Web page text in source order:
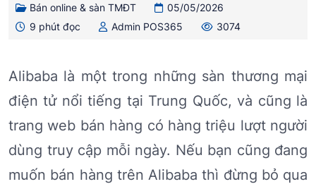
Bán online & sàn TMĐT
05/05/2026
9 phút đọc
Admin POS365 3074
Alibaba là một trong những sàn thương mại
điện tử nổi tiếng tại Trung Quốc, và cũng là
trang web bán hàng có hàng triệu lượt người
dùng truy cập mỗi ngày. Nếu bạn cũng đang
muốn bán hàng trên Alibaba thì đừng bỏ qua